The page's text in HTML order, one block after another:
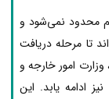
محدود نمی‌شود و
تا مرحله دریافت
امور خارجه و
ادامه یابد. این